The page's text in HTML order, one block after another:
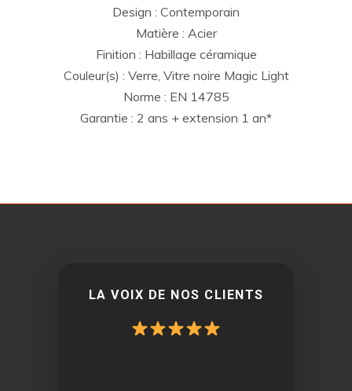
Design : Contemporain
Matière : Acier
Finition : Habillage céramique
Couleur(s) : Verre, Vitre noire Magic Light
Norme : EN 14785
Garantie : 2 ans + extension 1 an*
LA VOIX DE NOS CLIENTS